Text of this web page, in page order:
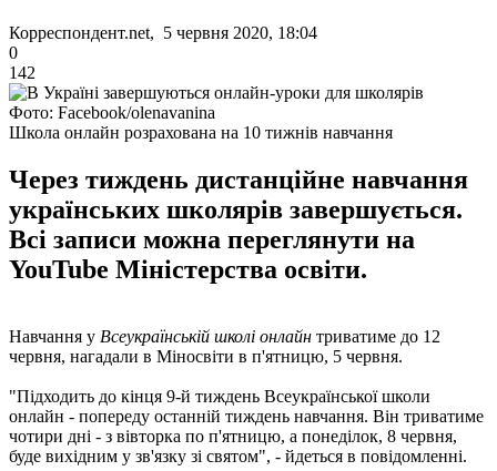
Корреспондент.net, 5 червня 2020, 18:04
0
142
Фото: Facebook/olenavanina
Школа онлайн розрахована на 10 тижнів навчання
Через тиждень дистанційне навчання
українських школярів завершується.
Всі записи можна переглянути на
YouTube Міністерства освіти.
Навчання у Всеукраїнській школі онлайн триватиме до 12
червня, нагадали в Міносвіти в п'ятницю, 5 червня.
"Підходить до кінця 9-й тиждень Всеукраїнської школи
онлайн - попереду останній тиждень навчання. Він триватиме
чотири дні - з вівторка по п'ятницю, а понеділок, 8 червня,
буде вихідним у зв'язку зі святом", - йдеться в повідомленні.